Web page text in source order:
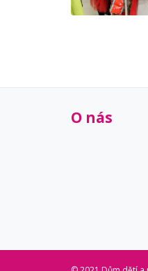
O nás